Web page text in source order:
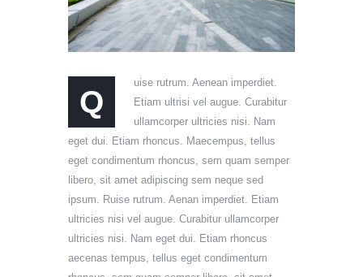
Q
uise rutrum. Aenean imperdiet.
Etiam ultrisi vel augue. Curabitur
ullamcorper ultricies nisi. Nam
eget dui. Etiam rhoncus. Maecempus, tellus
eget condimentum rhoncus, sem quam semper
libero, sit amet adipiscing sem neque sed
ipsum. Ruise rutrum. Aenan imperdiet. Etiam
ultricies nisi vel augue. Curabitur ullamcorper
ultricies nisi. Nam eget dui. Etiam rhoncus
aecenas tempus, tellus eget condimentum